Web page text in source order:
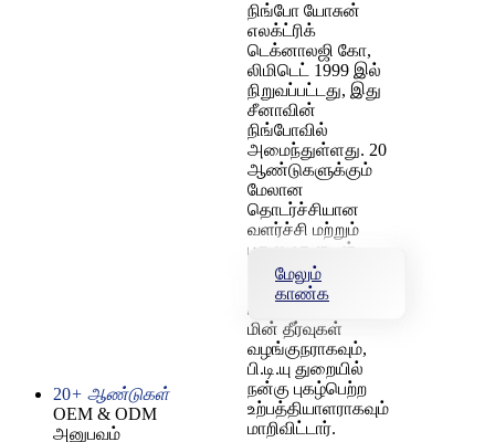
நிங்போ யோசுன்
எலக்ட்ரிக்
டெக்னாலஜி கோ,
லிமிடெட் 1999 இல்
நிறுவப்பட்டது, இது
சீனாவின்
நிங்போவில்
அமைந்துள்ளது. 20
ஆண்டுகளுக்கும்
மேலான
தொடர்ச்சியான
வளர்ச்சி மற்றும்
புதுமைகளுடன்,
யோசுன் சீனாவின்
முன்னணி
புத்திசாலித்தனமான
மின் தீர்வுகள்
வழங்குநராகவும்,
பி.டி.யு துறையில்
நன்கு புகழ்பெற்ற
உற்பத்தியாளராகவும்
மாறிவிட்டார்.
மேலும்
காண்க
20+ ஆண்டுகள்
OEM & ODM
அனுபவம்